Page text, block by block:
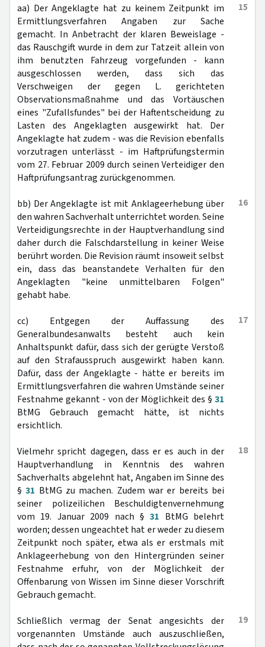
15
aa) Der Angeklagte hat zu keinem Zeitpunkt im
Ermittlungsverfahren Angaben zur Sache
gemacht. In Anbetracht der klaren Beweislage -
das Rauschgift wurde in dem zur Tatzeit allein von
ihm benutzten Fahrzeug vorgefunden - kann
ausgeschlossen werden, dass sich das
Verschweigen der gegen L. gerichteten
Observationsmaßnahme und das Vortäuschen
eines "Zufallsfundes" bei der Haftentscheidung zu
Lasten des Angeklagten ausgewirkt hat. Der
Angeklagte hat zudem - was die Revision ebenfalls
vorzutragen unterlässt - im Haftprüfungstermin
vom 27. Februar 2009 durch seinen Verteidiger den
Haftprüfungsantrag zurückgenommen.
16
bb) Der Angeklagte ist mit Anklageerhebung über
den wahren Sachverhalt unterrichtet worden. Seine
Verteidigungsrechte in der Hauptverhandlung sind
daher durch die Falschdarstellung in keiner Weise
berührt worden. Die Revision räumt insoweit selbst
ein, dass das beanstandete Verhalten für den
Angeklagten "keine unmittelbaren Folgen"
gehabt habe.
17
cc) Entgegen der Auffassung des
Generalbundesanwalts besteht auch kein
Anhaltspunkt dafür, dass sich der gerügte Verstoß
auf den Strafausspruch ausgewirkt haben kann.
Dafür, dass der Angeklagte - hätte er bereits im
Ermittlungsverfahren die wahren Umstände seiner
Festnahme gekannt - von der Möglichkeit des § 31
BtMG Gebrauch gemacht hätte, ist nichts
ersichtlich.
18
Vielmehr spricht dagegen, dass er es auch in der
Hauptverhandlung in Kenntnis des wahren
Sachverhalts abgelehnt hat, Angaben im Sinne des
§31 BtMG zu machen. Zudem war er bereits bei
seiner polizeilichen Beschuldigtenvernehmung
vom 19. Januar 2009 nach §31 BtMG belehrt
worden; dessen ungeachtet hat er weder zu diesem
Zeitpunkt noch später, etwa als er erstmals mit
Anklageerhebung von den Hintergründen seiner
Festnahme erfuhr, von der Möglichkeit der
Offenbarung von Wissen im Sinne dieser Vorschrift
Gebrauch gemacht.
19
Schließlich vermag der Senat angesichts der
vorgenannten Umstände auch auszuschließen,